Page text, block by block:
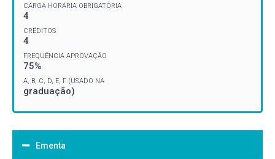
CARGA HORÁRIA OBRIGATÓRIA
4
CRÉDITOS
4
FREQUÊNCIA APROVAÇÃO
75%
A, B, C, D, E, F (USADO NA
graduação)
Ementa